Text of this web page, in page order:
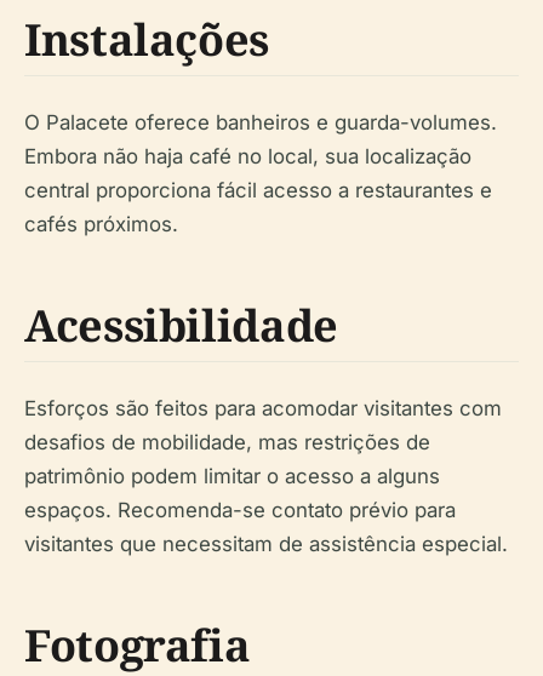
Instalações
O Palacete oferece banheiros e guarda-volumes.
Embora não haja café no local, sua localização
central proporciona fácil acesso a restaurantes e
cafés próximos.
Acessibilidade
Esforços são feitos para acomodar visitantes com
desafios de mobilidade, mas restrições de
patrimônio podem limitar o acesso a alguns
espaços. Recomenda-se contato prévio para
visitantes que necessitam de assistência especial.
Fotografia